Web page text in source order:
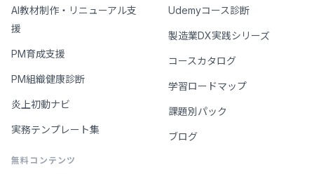
AI教材制作・リニューアル支
援
PM育成支援
PM組織健康診断
炎上初動ナビ
実務テンプレート集
無料コンテンツ
Udemyコース診断
製造業DX実践シリーズ
コースカタログ
学習ロードマップ
課題別パック
ブログ